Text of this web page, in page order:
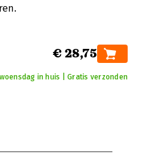
€ 28,75
in huis | Gratis verzonden